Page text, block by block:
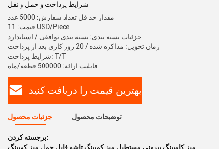
شرایط پرداخت و حمل و نقل
مقدار حداقل تعداد سفارش: 5000 عدد
قیمت: 11 USD/Piece
جزئیات بسته بندی: بسته بندی توافقی / استاندارد
زمان تحویل: مذاکره شده / 20 روز کاری بعد از پرداخت
شرایط پرداخت: T/T
قابلیت ارائه: 500000 قطعه/ماه
بهترین قیمت را دریافت کنید
جزئیات محصول توضیحات محصول
برجسته کردن:
میز کامپینگ بیرونی مستطیل,میز کمپینگ تاشو قابل حمل,میز کمپینگ